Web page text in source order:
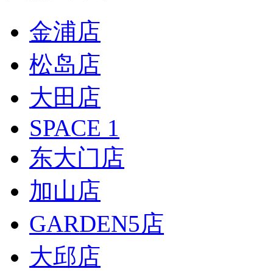
金浦店
松岛店
大田店
SPACE 1
东大门店
加山店
GARDEN5店
大邱店